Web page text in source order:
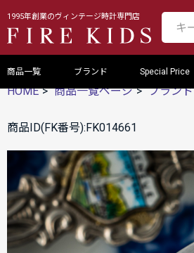
1995年創業のヴィンテージ時計専門店
商品一覧 ブランド Special Price
HOME 商品一覧ページ ブランド
商品ID(FK番号):FK014661